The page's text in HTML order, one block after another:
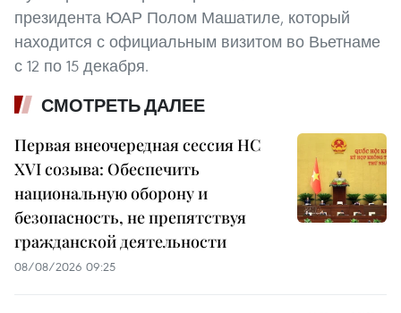
президента ЮАР Полом Машатиле, который
находится с официальным визитом во Вьетнаме
с 12 по 15 декабря.
СМОТРЕТЬ ДАЛЕЕ
Первая внеочередная сессия НС
XVI созыва: Обеспечить
национальную оборону и
безопасность, не препятствуя
гражданской деятельности
08/08/2026 09:25